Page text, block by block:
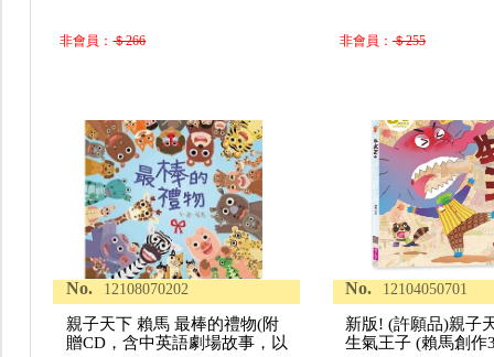
非會員：＄266 非會員： ＄255
No. 12108070202
親子天下 賴馬 最棒的禮物(附
贈CD，含中英語劇場故事，以
No. 12104050701
新版! (許願品)親子
生氣王子 (賴馬創作